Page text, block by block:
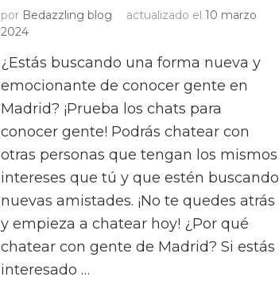
por Bedazzling blog actualizado el 10 marzo
2024
¿Estás buscando una forma nueva y
emocionante de conocer gente en
Madrid? ¡Prueba los chats para
conocer gente! Podrás chatear con
otras personas que tengan los mismos
intereses que tú y que estén buscando
nuevas amistades. ¡No te quedes atrás
y empieza a chatear hoy! ¿Por qué
chatear con gente de Madrid? Si estás
interesado …